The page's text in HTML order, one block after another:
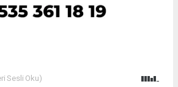
Sesli Oku)